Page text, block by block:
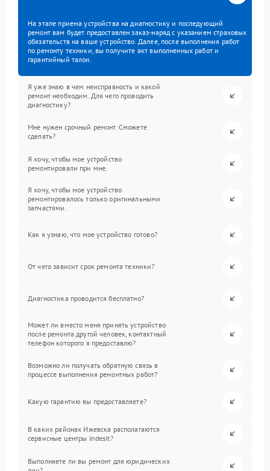
На этапе приема устройства на диагностику и последующий
ремонт вам будет предоставлен заказ-наряд с указанием страховых
обязательств на ваше устройство. Далее, после выполнения работ
по ремонту техники, вы получите акт выполненных работ и
гарантийный талон.
Я уже знаю в чем неисправность и какой
ремонт необходим. Для чего проводить
диагностику?
Мне нужен срочный ремонт. Сможете
сделать?
Я хочу, чтобы мое устройство
ремонтировали при мне.
Я хочу, чтобы мое устройство
ремонтировалось только оригинальными
запчастями.
Как я узнаю, что мое устройство готово?
От чего зависит срок ремонта техники?
Диагностика проводится бесплатно?
Может ли вместо меня принять устройство
после ремонта другой человек, контактный
телефон которого я предоставлю?
Возможно ли получать обратную связь в
процессе выполнения ремонтных работ?
Какую гарантию вы предоставляете?
В каких районах Ижевска располагаются
сервисные центры Indesit?
Выполняете ли вы ремонт для юридических